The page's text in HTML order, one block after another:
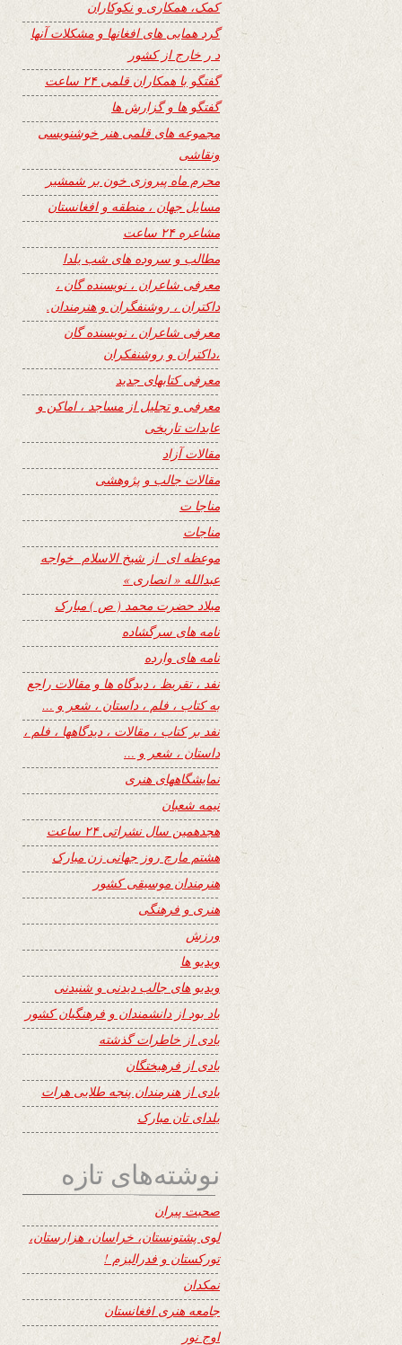
کمک، همکاری و نکوکاران
گرد همایی های افغانها و مشکلات آنها
د ر خارج از کشور
گفتگو با همکاران قلمی ۲۴ ساعت
گفتگو ها و گزارش ها
مجموعه های قلمی هنر خوشنویسی
ونقاشی
محرم ماه پیروزی خون بر شمشیر
مسایل جهان ، منطقه و افغانستان
مشاعره ۲۴ ساعت
مطالب و سروده های شب یلدا
معرفی شاعران ، نویسنده گان ،
داکتران ، روشنفگران و هنرمندان.
معرفی شاعران ، نویسنده گان
،داکتران و روشنفکران
معرفی کتابهای جدید
معرفی و تجلیل از مساجد ، اماکن و
عابدات تاریخی
مقالات آزاد
مقالات جالب و پژوهشی
مناجا ت
مناجات
موعظه ای از شیخ الاسلام خواجه
عبدالله « انصاری »
میلاد حضرت محمد ( ص ) مبارک
نامه های سرگشاده
نامه های وارده
نفد ، تقریظ ، دیدگاه ها و مقالات راجع
به کتاب ، فلم ، داستان ، شعر و …
نفد بر کتاب ، مقالات ، دیدگاهها ، فلم ،
داستان ، شعر و …
نمایشگاههای هنری
نیمه شعبان
هجدهمین سال نشراتی ۲۴ ساعت
هشتم مارچ روز جهانی زن مبارک
هنرمندان موسیقی کشور
هنری و فرهنگی
ورزش
ویدیو ها
ویدیو های جالب دیدنی و شنیدنی
یاد بود از دانشمندان و فرهنگیان کشور
یادی از خاطرات گذشته
یادی از فرهیختگان
یادی از هنرمندان پنجه طلایی هرات
یلدای تان مبارک
نوشته‌های تازه
صحبت پیران
لوی پشتونستان، خراسان، هزارستان،
تورکستان و فدرالیزم !
نمکدان
جامعه هنری افغانستان
اوجِ نور